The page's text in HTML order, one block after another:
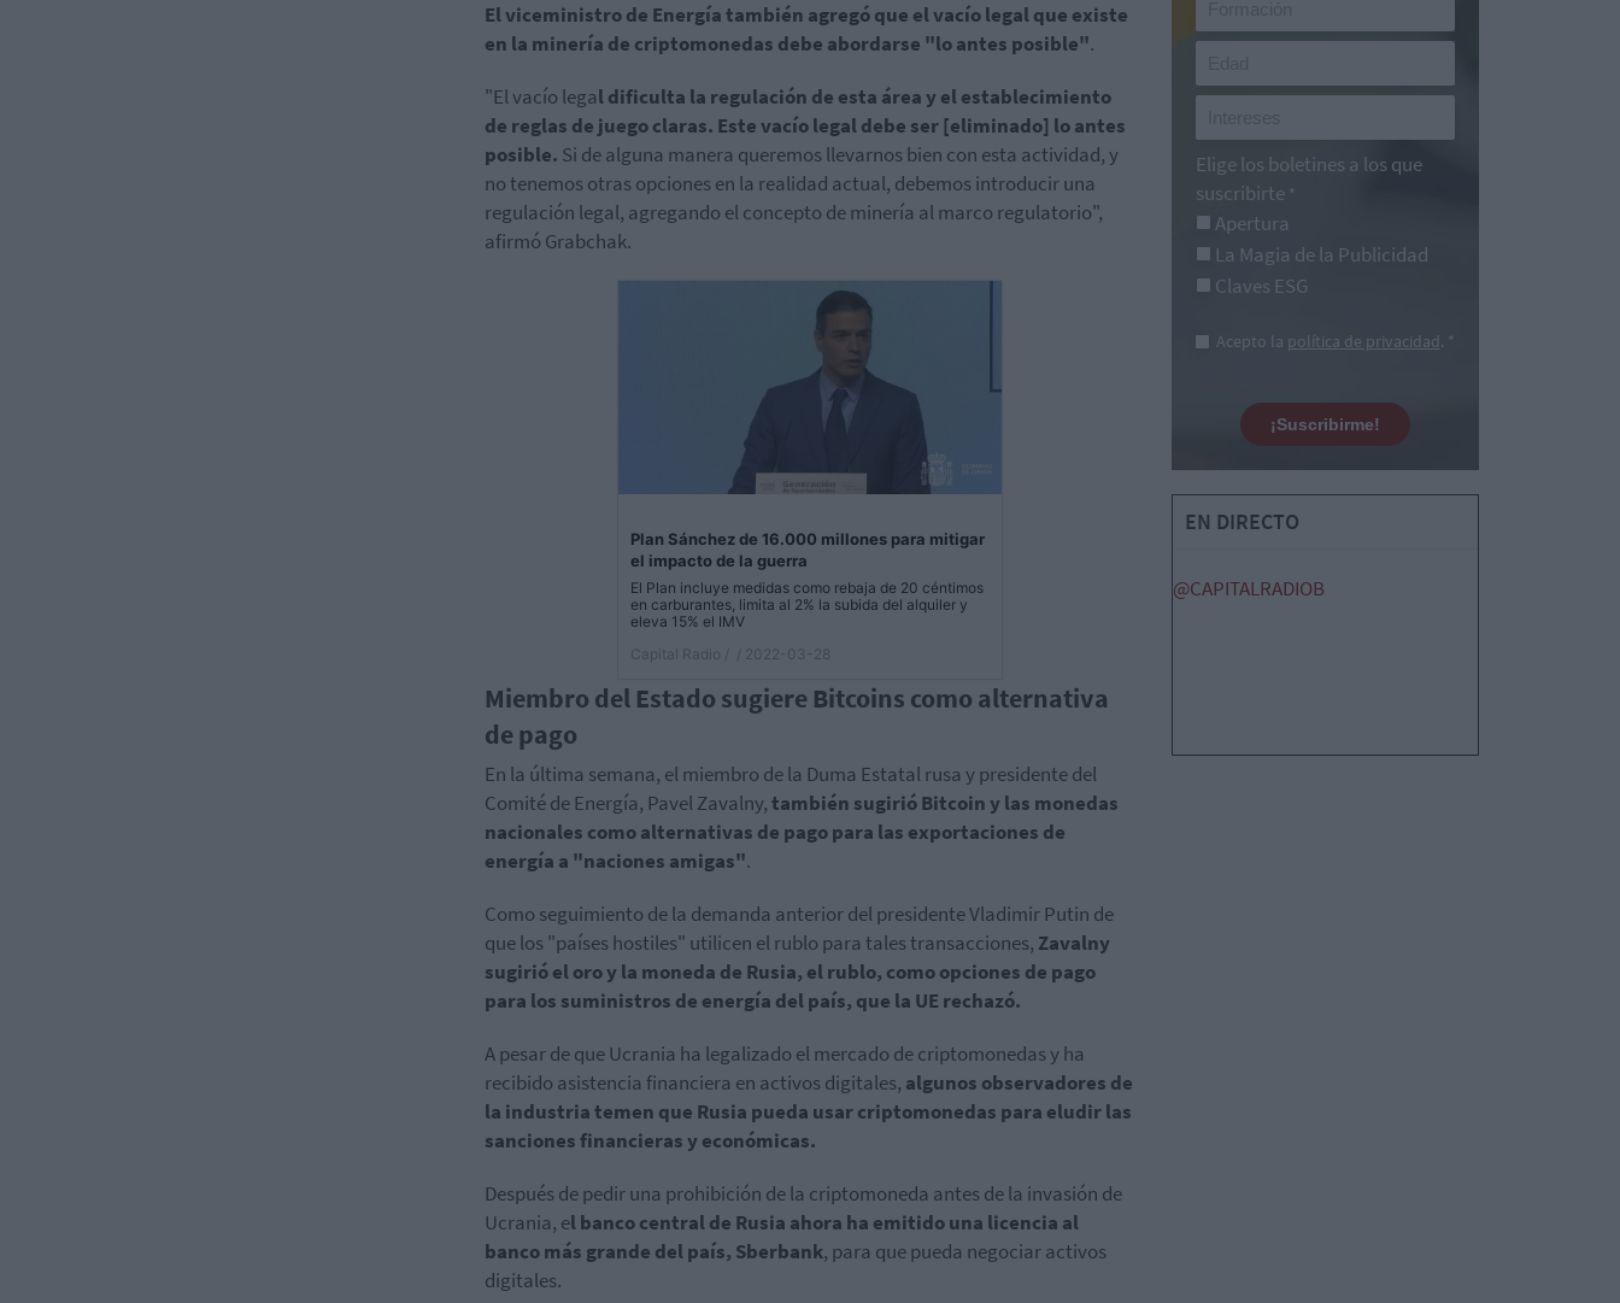
El viceministro de Energía también agregó que el vacío legal que existe
en la minería de criptomonedas debe abordarse "lo antes posible".
"El vacío legal dificulta la regulación de esta área y el establecimiento
de reglas de juego claras. Este vacío legal debe ser [eliminado] lo antes
posible. Si de alguna manera queremos llevarnos bien con esta actividad, y
no tenemos otras opciones en la realidad actual, debemos introducir una
regulación legal, agregando el concepto de minería al marco regulatorio",
afirmó Grabchak.
Plan Sánchez de 16.000 millones para mitigar
el impacto de la guerra
El Plan incluye medidas como rebaja de 20 céntimos
en carburantes, limita al 2% la subida del alquiler y
eleva 15% el IMV
Capital Radio /
/ 2022-03-28
Miembro del Estado sugiere Bitcoins como alternativa
de pago
En la última semana, el miembro de la Duma Estatal rusa y presidente del
Comité de Energía, Pavel Zavalny,también sugirió Bitcoin y las monedas
nacionales como alternativas de pago para las exportaciones de
energía a "naciones amigas".
Como seguimiento de la demanda anterior del presidente Vladimir Putin de
que los "países hostiles" utilicen el rublo para tales transacciones, Zavalny
sugirió el oro y la moneda de Rusia, el rublo, como opciones de pago
para los suministros de energía del país, que la UE rechazó.
A pesar de que Ucrania ha legalizado el mercado de criptomonedas y ha
recibido asistencia financiera en activos digitales, algunos observadores de
la industria temen que Rusia pueda usar criptomonedas para eludir las
sanciones financieras y económicas.
Después de pedir una prohibición de la criptomoneda antes de la invasión de
Ucrania, el banco central de Rusia ahora ha emitido una licencia al
banco más grande del país, Sberbank, para que pueda negociar activos
digitales.
Elige los boletines a los que
suscribirte *
Apertura
La Magia de la Publicidad
Claves ESG
Acepto la política de privacidad. *
¡Suscribirme!
EN DIRECTO
@CAPITALRADIOB